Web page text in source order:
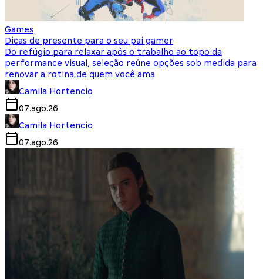
Games
Dicas de presente para o seu pai gamer
Do refúgio para relaxar após o trabalho ao topo da
performance visual, seleção reúne opções sob medida para
renovar a rotina de quem você ama
Camila Hortencio
07.ago.26
Camila Hortencio
07.ago.26